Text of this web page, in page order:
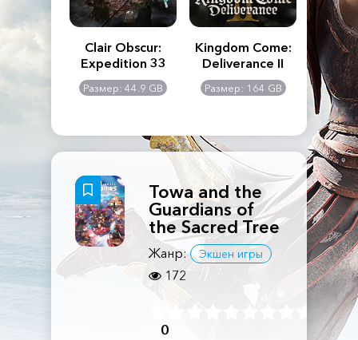
Creed
Clair Obscur:
Expedition 33
Размер: 44.9 GB
Kingdom Come:
Deliverance II
Размер: 164 GB
The
Towa and the
Guardians of
the Sacred Tree
Жанр: Экшен игры
172
0